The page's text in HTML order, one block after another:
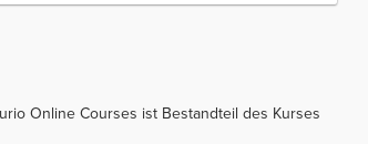
Online Courses ist Bestandteil des Kurses